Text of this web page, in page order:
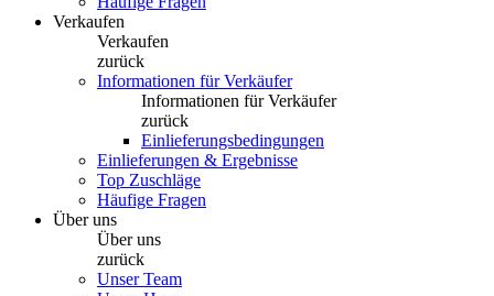
Verkaufen
Verkaufen
zurück
Informationen für Verkäufer
Informationen für Verkäufer
zurück
Einlieferungsbedingungen
Einlieferungen & Ergebnisse
Top Zuschläge
Häufige Fragen
Über uns
Über uns
zurück
Unser Team